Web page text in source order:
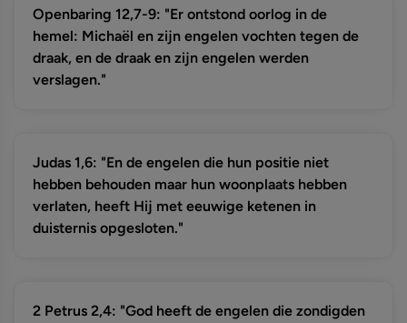
Openbaring 12,7-9: "Er ontstond oorlog in de
hemel: Michaël en zijn engelen vochten tegen de
draak, en de draak en zijn engelen werden
verslagen."
Judas 1,6: "En de engelen die hun positie niet
hebben behouden maar hun woonplaats hebben
verlaten, heeft Hij met eeuwige ketenen in
duisternis opgesloten."
2 Petrus 2,4: "God heeft de engelen die zondigden